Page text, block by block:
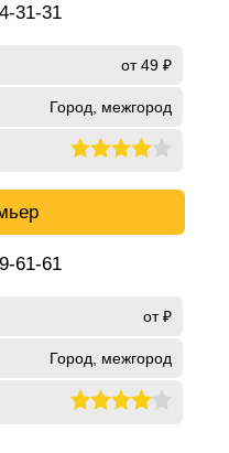
31-31
от 49 ₽
Город, межгород
61-61
от ₽
Город, межгород